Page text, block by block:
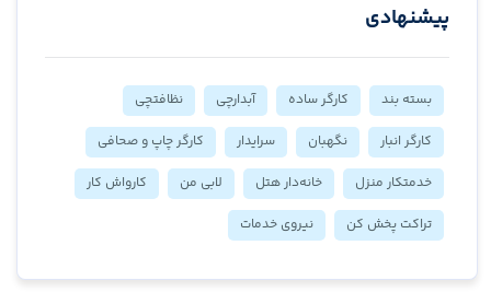
پیشنهادی
بسته بند کارگر ساده آبدارچی
نظافتچی
کارگر انبار
نگهبان سرایدار
کارگر چاپ و صحافی
خدمتکار منزل
خانه‌دار هتل لابی من
کارواش کار
تراکت پخش کن
نیروی خدمات